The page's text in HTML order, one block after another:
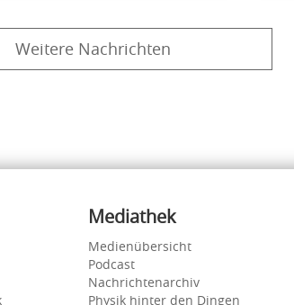
Weitere Nachrichten
Mediathek
Medienübersicht
Podcast
Nachrichtenarchiv
Physik hinter den Dingen